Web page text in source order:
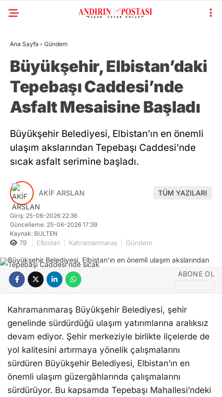
Ana Sayfa › Gündem
Büyükşehir, Elbistan’daki
Tepebaşı Caddesi’nde
Asfalt Mesaisine Başladı
Büyükşehir Belediyesi, Elbistan’ın en önemli
ulaşım akslarından Tepebaşı Caddesi’nde
sıcak asfalt serimine başladı.
AKİF ARSLAN TÜM YAZILARI
Giriş: 25-06-2026 22:36
Güncelleme: 25-06-2026 17:39
Kaynak: BULTEN
79 Elbistan Kahramanmaraş Gündem
ABONE OL
Kahramanmaraş Büyükşehir Belediyesi, şehir
genelinde sürdürdüğü ulaşım yatırımlarına aralıksız
devam ediyor. Şehir merkeziyle birlikte ilçelerde de
yol kalitesini artırmaya yönelik çalışmalarını
sürdüren Büyükşehir Belediyesi, Elbistan’ın en
önemli ulaşım güzergâhlarında çalışmalarını
sürdürüyor. Bu kapsamda Tepebaşı Mahallesi’ndeki